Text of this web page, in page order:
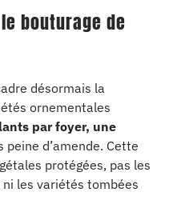
bouturage de
désormais la
ornementales
par foyer, une
peine d’amende. Cette
protégées, pas les
les variétés tombées